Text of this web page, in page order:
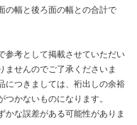
の幅と後ろ面の幅との合計で
参考として掲載させていただい
ませんのでご了承くださいま
につきましては、裄出しの余裕
かないものになります。
かな誤差がある可能性がありま